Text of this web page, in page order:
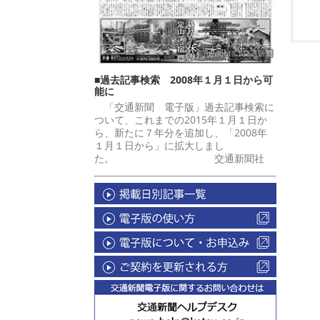
■過去記事検索 2008年１月１日から可
能に
「交通新聞 電子版」過去記事検索に
ついて、これまでの2015年１月１日か
ら、新たに７年分を追加し、「2008年
１月１日から」に拡大しまし
た。 交通新聞社